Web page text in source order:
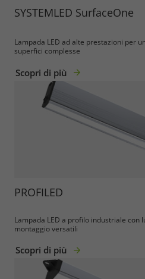
SYSTEMLED SurfaceOne
Lampada LED ad alte prestazioni per
superfici complesse
Scopri di più
PROFILED
Lampada LED a profilo industriale con
montaggio versatili
Scopri di più
Required
Consent Information